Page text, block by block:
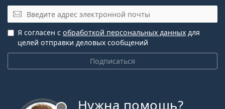
Эл. почта
Подписаться
Я согласен с обработкой персональных данных для
целей отправки деловых сообщений
Нужна помощь?